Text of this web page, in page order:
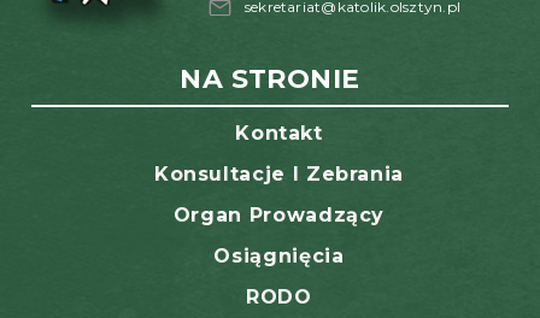
sekretariat@katolik.olsztyn.pl
NA STRONIE
Kontakt
Konsultacje I Zebrania
Organ Prowadzący
Osiągnięcia
RODO